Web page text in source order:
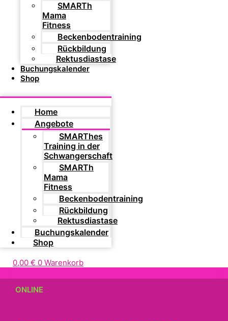
SMARTh
Mama
Fitness
Beckenbodentraining
Rückbildung
Rektusdiastase
Buchungskalender
Shop
Home
Angebote
SMARThes
Training in der
Schwangerschaft
SMARTh
Mama
Fitness
Beckenbodentraining
Rückbildung
Rektusdiastase
Buchungskalender
Shop
0,00 € 0 Warenkorb
ONLINE